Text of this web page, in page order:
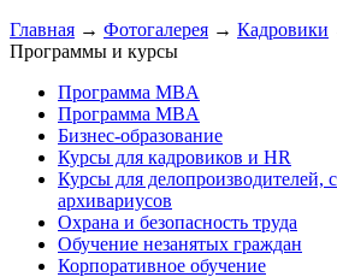
Главная → Фотогалерея → Кадровики
Программы и курсы
Программа MBA
Программа MBA
Бизнес-образование
Курсы для кадровиков и HR
Курсы для делопроизводителей,
архивариусов
Охрана и безопасность труда
Обучение незанятых граждан
Корпоративное обучение